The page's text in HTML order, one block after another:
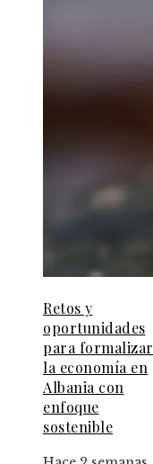
Retos y
oportunidades
para formalizar
la economía en
Albania con
enfoque
sostenible